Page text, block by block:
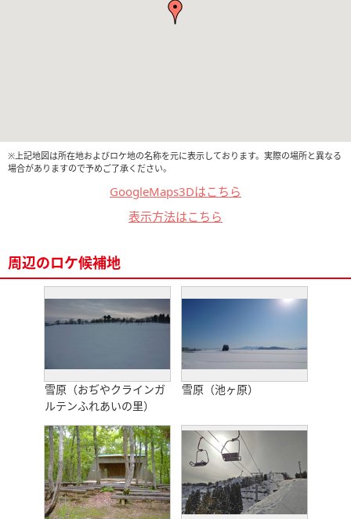
※上記地図は所在地およびロケ地の名称を元に表示しております。実際の場所と異なる
場合がありますので予めご了承ください。
GoogleMaps3Dはこちら
表示方法はこちら
周辺のロケ候補地
雪原（おぢやクラインガ
ルテンふれあいの里）
雪原（池ヶ原）